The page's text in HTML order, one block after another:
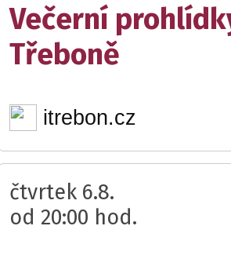
Večerní
Třeboně
itrebon.cz
čtvrtek 6.8.
od 20:00 hod.